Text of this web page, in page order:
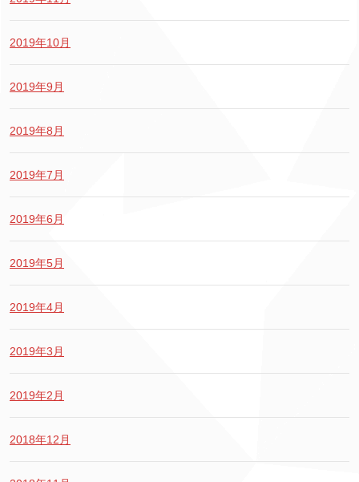
2019年10月
2019年9月
2019年8月
2019年7月
2019年6月
2019年5月
2019年4月
2019年3月
2019年2月
2018年12月